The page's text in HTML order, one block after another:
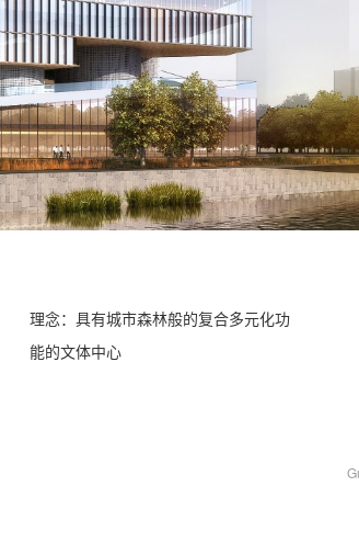
理念：具有城市森林般的复合多元化功
能的文体中心